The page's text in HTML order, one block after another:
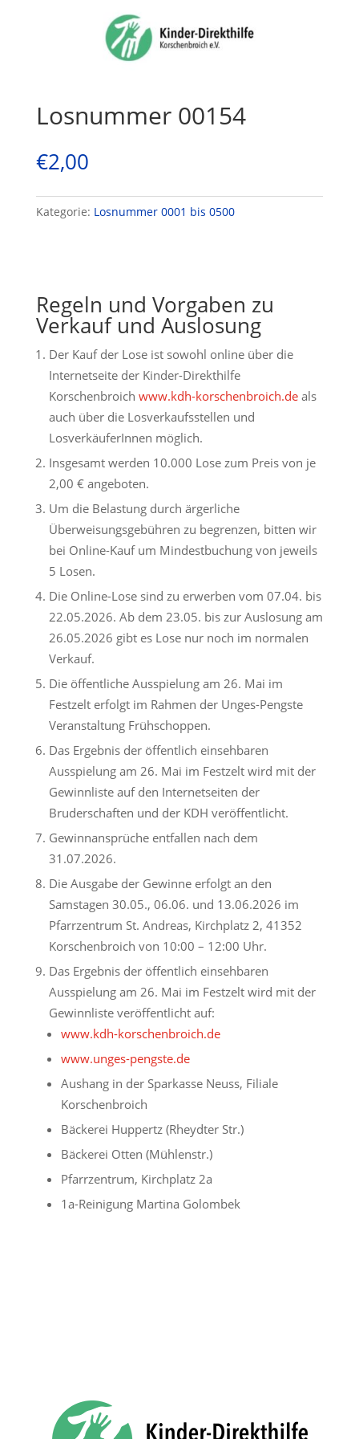
Losnummer 00154
€2,00
Kategorie: Losnummer 0001 bis 0500
Regeln und Vorgaben zu
Verkauf und Auslosung
Der Kauf der Lose ist sowohl online über die
Internetseite der Kinder-Direkthilfe
Korschenbroich www.kdh-korschenbroich.deals
auch über die Losverkaufsstellen und
LosverkäuferInnen möglich.
Insgesamt werden 10.000 Lose zum Preis von je
2,00 € angeboten.
Um die Belastung durch ärgerliche
Überweisungsgebühren zu begrenzen, bitten wir
bei Online-Kauf um Mindestbuchung von jeweils
5 Losen.
Die Online-Lose sind zu erwerben vom 07.04. bis
22.05.2026. Ab dem 23.05. bis zur Auslosung am
26.05.2026 gibt es Lose nur noch im normalen
Verkauf.
Die öffentliche Ausspielung am 26. Mai im
Festzelt erfolgt im Rahmen der Unges-Pengste
Veranstaltung Frühschoppen.
Das Ergebnis der öffentlich einsehbaren
Ausspielung am 26. Mai im Festzelt wird mit der
Gewinnliste auf den Internetseiten der
Bruderschaften und der KDH veröffentlicht.
Gewinnansprüche entfallen nach dem
31.07.2026.
Die Ausgabe der Gewinne erfolgt an den
Samstagen 30.05., 06.06. und 13.06.2026 im
Pfarrzentrum St. Andreas, Kirchplatz 2, 41352
Korschenbroich von 10:00 – 12:00 Uhr.
Das Ergebnis der öffentlich einsehbaren
Ausspielung am 26. Mai im Festzelt wird mit der
Gewinnliste veröffentlicht auf:
www.kdh-korschenbroich.de
www.unges-pengste.de
Aushang in der Sparkasse Neuss, Filiale
Korschenbroich
Bäckerei Huppertz (Rheydter Str.)
Bäckerei Otten (Mühlenstr.)
Pfarrzentrum, Kirchplatz 2a
1a-Reinigung Martina Golombek